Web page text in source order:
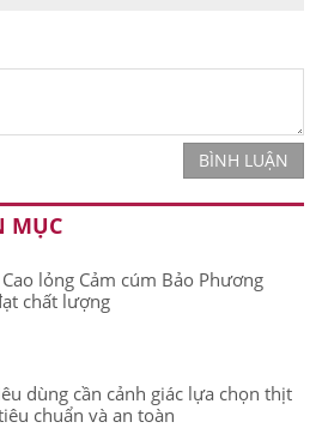
BÌNH LUẬN
MỤC
lỏng Cảm cúm Bảo Phương
chất lượng
dùng cần cảnh giác lựa chọn thịt
chuẩn và an toàn